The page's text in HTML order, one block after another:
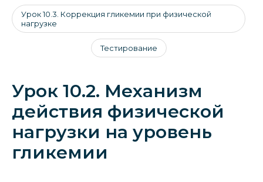
Урок 10.3. Коррекция гликемии при физической
нагрузке
Тестирование
Урок 10.2. Механизм
действия физической
нагрузки на уровень
гликемии